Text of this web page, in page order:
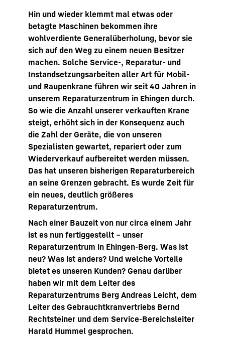
Hin und wieder klemmt mal etwas oder
betagte Maschinen bekommen ihre
wohlverdiente Generalüberholung, bevor sie
sich auf den Weg zu einem neuen Besitzer
machen. Solche Service-, Reparatur- und
Instandsetzungsarbeiten aller Art für Mobil-
und Raupenkrane führen wir seit 40 Jahren in
unserem Reparaturzentrum in Ehingen durch.
So wie die Anzahl unserer verkauften Krane
steigt, erhöht sich in der Konsequenz auch
die Zahl der Geräte, die von unseren
Spezialisten gewartet, repariert oder zum
Wiederverkauf aufbereitet werden müssen.
Das hat unseren bisherigen Reparaturbereich
an seine Grenzen gebracht. Es wurde Zeit für
ein neues, deutlich größeres
Reparaturzentrum.
Nach einer Bauzeit von nur circa einem Jahr
ist es nun fertiggestellt – unser
Reparaturzentrum in Ehingen-Berg. Was ist
neu? Was ist anders? Und welche Vorteile
bietet es unseren Kunden? Genau darüber
haben wir mit dem Leiter des
Reparaturzentrums Berg Andreas Leicht, dem
Leiter des Gebrauchtkranvertriebs Bernd
Rechtsteiner und dem Service-Bereichsleiter
Harald Hummel gesprochen.